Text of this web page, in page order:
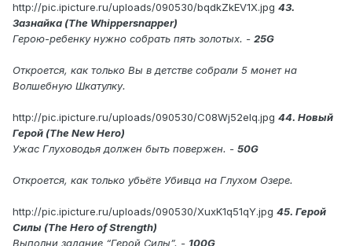
http://pic.ipicture.ru/uploads/090530/bqdkZkEV1X.jpg 43.
Зазнайка (The Whippersnapper)
Герою-ребенку нужно собрать пять золотых. - 25G
Откроется, как только Вы в детстве собрали 5 монет на
Волшебную Шкатулку.
http://pic.ipicture.ru/uploads/090530/C08Wj52elq.jpg 44. Новый
Герой (The New Hero)
Ужас Глуховодья должен быть повержен. - 50G
Откроется, как только убьёте Убивца на Глухом Озере.
http://pic.ipicture.ru/uploads/090530/XuxK1q51qY.jpg 45. Герой
Силы (The Hero of Strength)
Выполни задание “Герой Силы”. - 100G